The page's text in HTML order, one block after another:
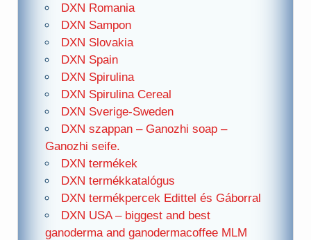
DXN Romania
DXN Sampon
DXN Slovakia
DXN Spain
DXN Spirulina
DXN Spirulina Cereal
DXN Sverige-Sweden
DXN szappan – Ganozhi soap –
Ganozhi seife.
DXN termékek
DXN termékkatalógus
DXN termékpercek Edittel és Gáborral
DXN USA – biggest and best
ganoderma and ganodermacoffee MLM